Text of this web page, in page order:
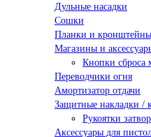
Дульные насадки
Сошки
Планки и кронштейны
Магазины и
Кнопки сброса
Переводчики огня
Амортизатор отдачи
Защитные накладки /
Рукоятки
Аксессуары для